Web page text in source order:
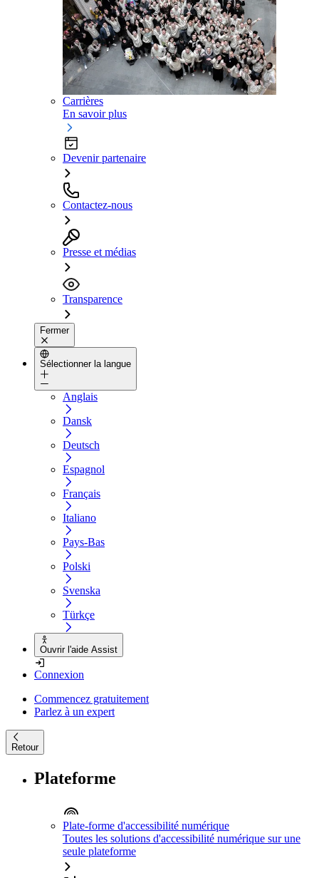
Carrières
En savoir plus
Devenir partenaire
Contactez-nous
Presse et médias
Transparence
Fermer
Sélectionner la langue
Anglais
Dansk
Deutsch
Espagnol
Français
Italiano
Pays-Bas
Polski
Svenska
Türkçe
Ouvrir l'aide Assist
Connexion
Commencez gratuitement
Parlez à un expert
Retour
Plateforme
Plate-forme d'accessibilité numérique
Toutes les solutions d'accessibilité numérique sur une
seule plateforme